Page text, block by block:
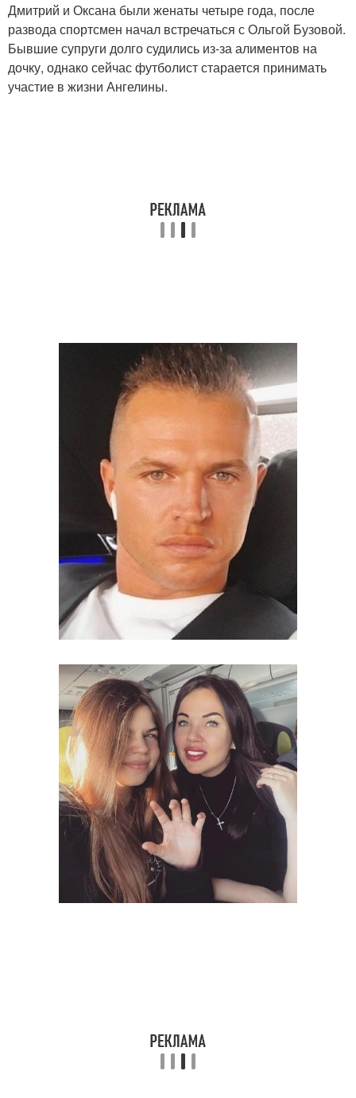
Дмитрий и Оксана были женаты четыре года, после
развода спортсмен начал встречаться с Ольгой Бузовой.
Бывшие супруги долго судились из-за алиментов на
дочку, однако сейчас футболист старается принимать
участие в жизни Ангелины.